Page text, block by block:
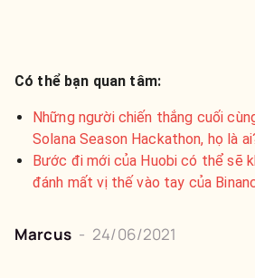
Có thể bạn quan tâm:
Những người chiến thắng cuối
Solana Season Hackathon, họ là
Bước đi mới của Huobi có thể sẽ
đánh mất vị thế vào tay của
Marcus - 24/06/2021